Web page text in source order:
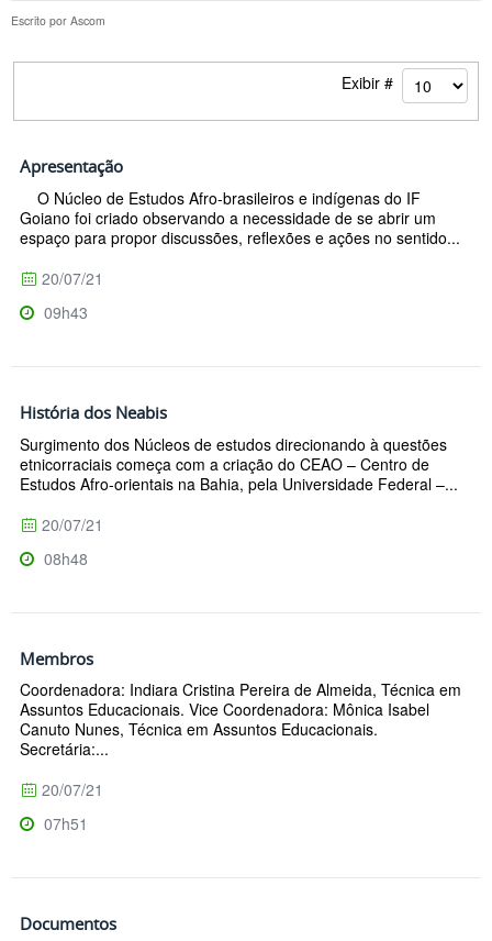
Escrito por Ascom
Exibir #
Apresentação
O Núcleo de Estudos Afro-brasileiros e indígenas do IF
Goiano foi criado observando a necessidade de se abrir um
espaço para propor discussões, reflexões e ações no sentido...
20/07/21
09h43
História dos Neabis
Surgimento dos Núcleos de estudos direcionando à questões
etnicorraciais começa com a criação do CEAO – Centro de
Estudos Afro-orientais na Bahia, pela Universidade Federal –...
20/07/21
08h48
Membros
Coordenadora: Indiara Cristina Pereira de Almeida, Técnica em
Assuntos Educacionais. Vice Coordenadora: Mônica Isabel
Canuto Nunes, Técnica em Assuntos Educacionais.
Secretária:...
20/07/21
07h51
Documentos